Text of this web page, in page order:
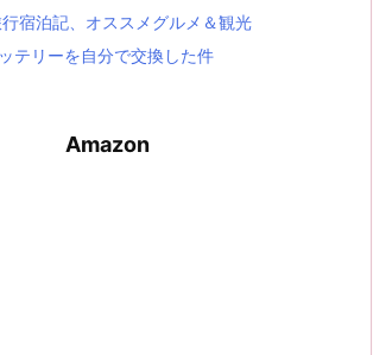
宿泊記、オススメグルメ＆観光
テリーを自分で交換した件
Amazon